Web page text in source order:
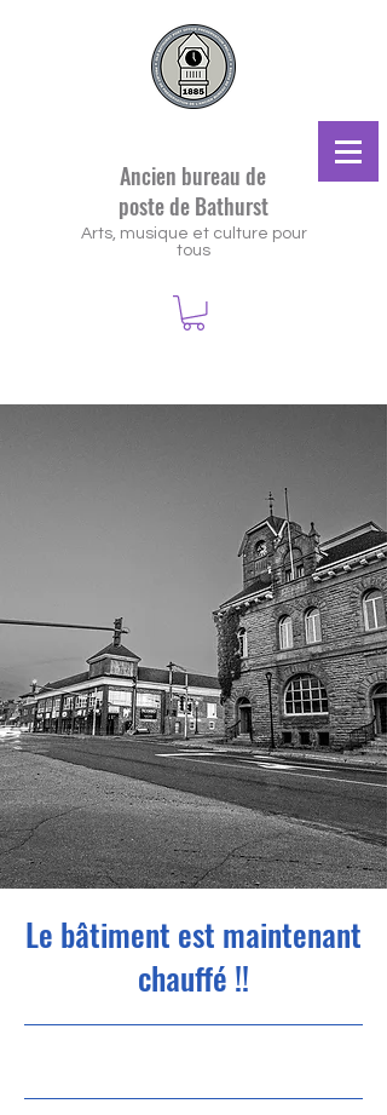
Ancien bureau de
poste de Bathurst
Arts, musique et culture pour
tous
Le bâtiment est maintenant
chauffé !!